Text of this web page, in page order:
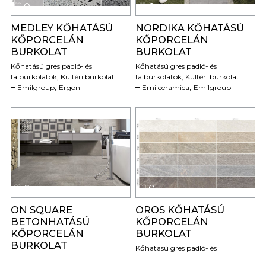
0
MEDLEY KŐHATÁSÚ
KŐPORCELÁN
BURKOLAT
Kőhatású gres padló- és
falburkolatok, Kültéri burkolat
Emilgroup, Ergon
0
NORDIKA KŐHATÁSÚ
KŐPORCELÁN
BURKOLAT
Kőhatású gres padló- és
falburkolatok Kültéri burkolat
Emilceramica, Emilgroup
0
ON SQUARE
BETONHATÁSÚ
KŐPORCELÁN
BURKOLAT
0
OROS KŐHATÁSÚ
KŐPORCELÁN
BURKOLAT
Kőhatású gres padló- és